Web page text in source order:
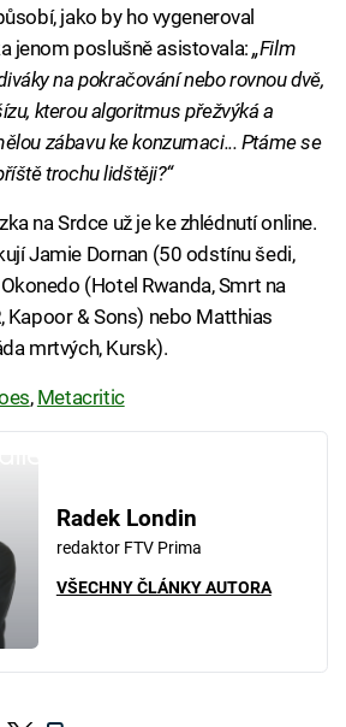
jako by ho vygeneroval
jenom poslušně asistovala:„Film
na pokračování nebo rovnou dvě,
kterou algoritmus přežvýká a
zábavu ke konzumaci... Ptáme se
trochu lidštěji?“
na Srdce už je ke zhlédnutí online.
Jamie Dornan (50 odstínu šedi,
(Hotel Rwanda, Smrt na
Kapoor & Sons) nebo Matthias
mrtvých, Kursk).
, Metacritic
Radek Londin
redaktor FTV Prima
VŠECHNY ČLÁNKY AUTORA